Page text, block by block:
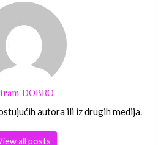
DOBRO
autora ili iz drugih medija.
all posts